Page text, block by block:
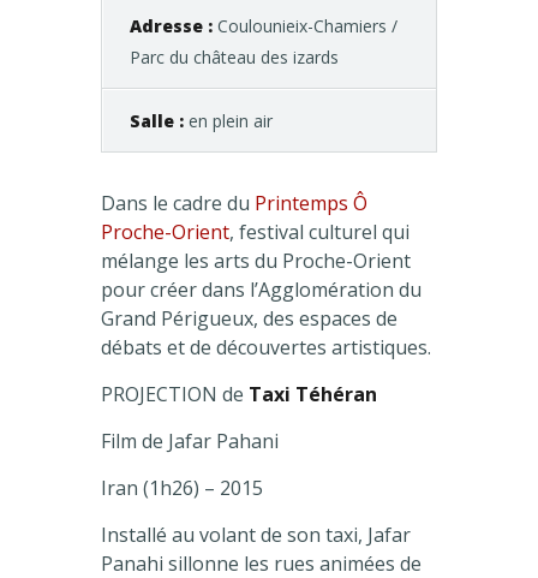
Adresse : Coulounieix-Chamiers /
Parc du château des izards
Salle : en plein air
Dans le cadre du Printemps Ô
Proche-Orient, festival culturel qui
mélange les arts du Proche-Orient
pour créer dans l’Agglomération du
Grand Périgueux, des espaces de
débats et de découvertes artistiques.
PROJECTION de Taxi Téhéran
Film de Jafar Pahani
Iran (1h26) – 2015
Installé au volant de son taxi, Jafar
Panahi sillonne les rues animées de